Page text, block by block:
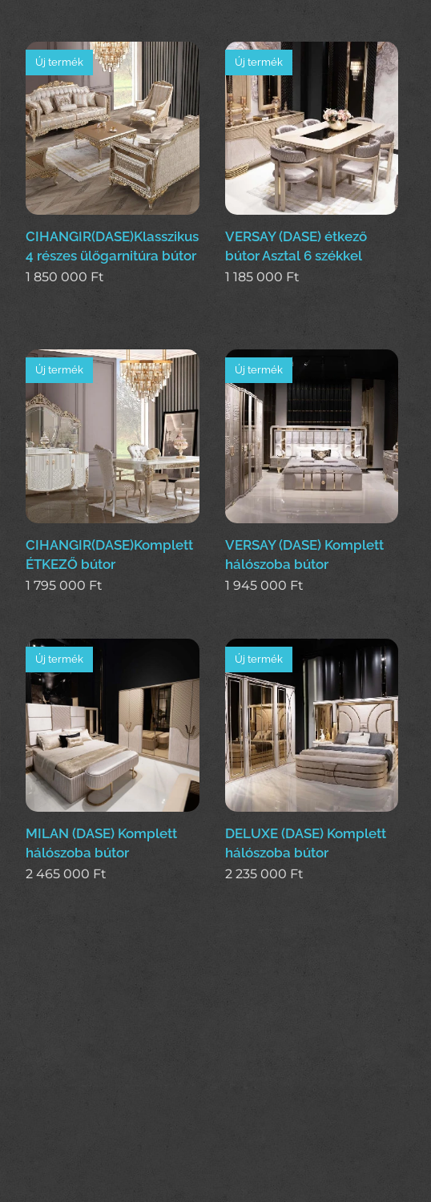
CIHANGIR(DASE)Klasszikus
4 részes ülőgarnitúra bútor
Új termék
1 850 000 Ft
VERSAY (DASE) étkező
bútor Asztal 6 székkel
Új termék
1 185 000 Ft
CIHANGIR(DASE)Komplett
ÉTKEZŐ bútor
Új termék
1 795 000 Ft
VERSAY (DASE) Komplett
hálószoba bútor
Új termék
1 945 000 Ft
MILAN (DASE) Komplett
hálószoba bútor
Új termék
2 465 000 Ft
DELUXE (DASE) Komplett
hálószoba bútor
Új termék
2 235 000 Ft